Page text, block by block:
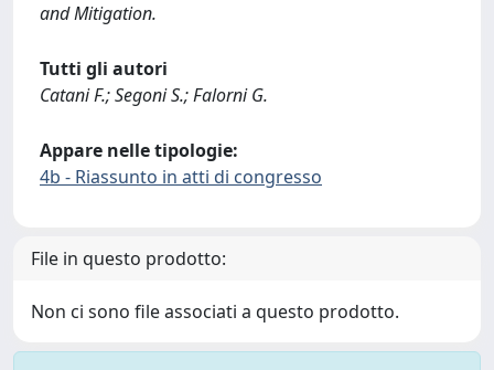
and Mitigation.
Tutti gli autori
Catani F.; Segoni S.; Falorni G.
Appare nelle tipologie:
4b - Riassunto in atti di congresso
File in questo prodotto:
Non ci sono file associati a questo prodotto.